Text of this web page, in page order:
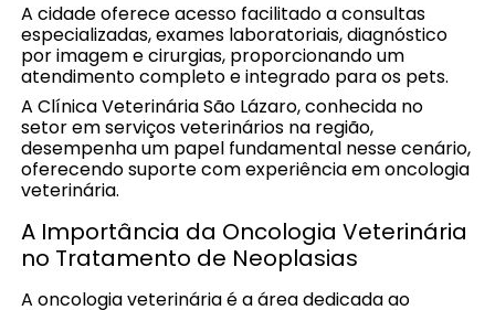
A cidade oferece acesso facilitado a consultas
especializadas, exames laboratoriais, diagnóstico
por imagem e cirurgias, proporcionando um
atendimento completo e integrado para os pets.
A Clínica Veterinária São Lázaro, conhecida no
setor em serviços veterinários na região,
desempenha um papel fundamental nesse cenário,
oferecendo suporte com experiência em oncologia
veterinária.
A Importância da Oncologia Veterinária
no Tratamento de Neoplasias
A oncologia veterinária é a área dedicada ao